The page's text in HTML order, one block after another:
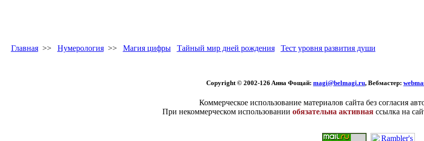
Главная>> Нумерология>> Магия цифры Тайный мир дней рождения Тест уровня развития души
Copyright © 2002-126 Aннa Фoщaй: magi@belmagi.ru, Вебмастер:
Коммерческое использование материалов сайта без согласия
При некоммерческом использовании обязательна активная ссылка на